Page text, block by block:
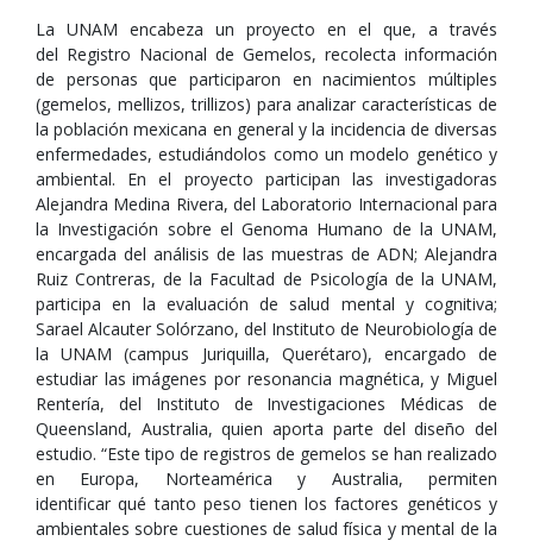
La UNAM encabeza un proyecto en el que, a través
del Registro Nacional de Gemelos, recolecta información
de personas que participaron en nacimientos múltiples
(gemelos, mellizos, trillizos) para analizar características de
la población mexicana en general y la incidencia de diversas
enfermedades, estudiándolos como un modelo genético y
ambiental. En el proyecto participan las investigadoras
Alejandra Medina Rivera, del Laboratorio Internacional para
la Investigación sobre el Genoma Humano de la UNAM,
encargada del análisis de las muestras de ADN; Alejandra
Ruiz Contreras, de la Facultad de Psicología de la UNAM,
participa en la evaluación de salud mental y cognitiva;
Sarael Alcauter Solórzano, del Instituto de Neurobiología de
la UNAM (campus Juriquilla, Querétaro), encargado de
estudiar las imágenes por resonancia magnética, y Miguel
Rentería, del Instituto de Investigaciones Médicas de
Queensland, Australia, quien aporta parte del diseño del
estudio. “Este tipo de registros de gemelos se han realizado
en Europa, Norteamérica y Australia, permiten
identificar qué tanto peso tienen los factores genéticos y
ambientales sobre cuestiones de salud física y mental de la